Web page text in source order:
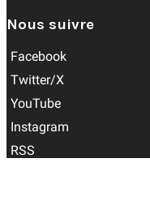
Nous suivre
Facebook
Twitter/X
YouTube
Instagram
RSS